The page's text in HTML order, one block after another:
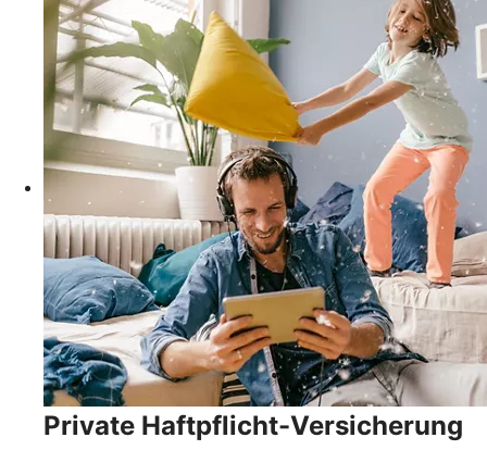
Private Haftpflicht-Versicherung